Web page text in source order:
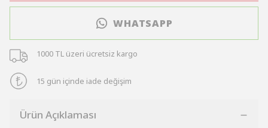
WHATSAPP
1000 TL üzeri ücretsiz kargo
15 gün içinde iade değişim
Ürün Açıklaması